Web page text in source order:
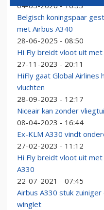
04-05-2026 - 10:33
Belgisch koningspaar
met Airbus A340
28-06-2025 - 08:50
Hi Fly breidt vloot uit
27-11-2023 - 20:11
HiFly gaat Global
vluchten
28-09-2023 - 12:17
Niceair kan zonder
08-04-2023 - 16:44
Ex-KLM A330 vindt
27-02-2023 - 11:12
Hi Fly breidt vloot uit met
A330
22-07-2021 - 07:45
Airbus A330 stuk
winglet